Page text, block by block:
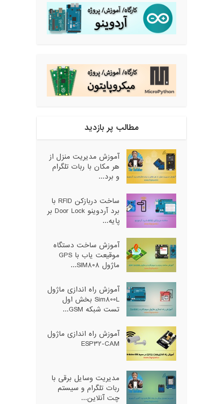
مطالب پر بازدید
آموزش مدیریت منزل از
هر مکان با ربات تلگرام
و برد...
ساخت دربازکن RFID با
برد آردوینو Door Lock بر
پایه...
آموزش ساخت دستگاه
موقیعت یاب با GPS
ماژول SIM808...
آموزش راه اندازی ماژول
Sim800L بخش اول
تست شبکه GSM...
آموزش راه اندازی ماژول
ESP32-CAM
مدیریت وسایل برقی با
ربات تلگرام و سیستم
چت آنلاین...